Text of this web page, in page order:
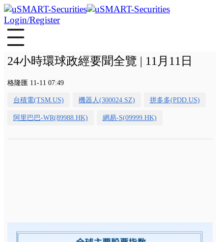
Login/Register
24小時環球政經要聞全覽 | 11月11日
格隆匯 11-11 07:49
台積電(TSM.US) 機器人(300024.SZ) 拼多多(PDD.US)
阿里巴巴-WR(89988.HK) 網易-S(09999.HK)